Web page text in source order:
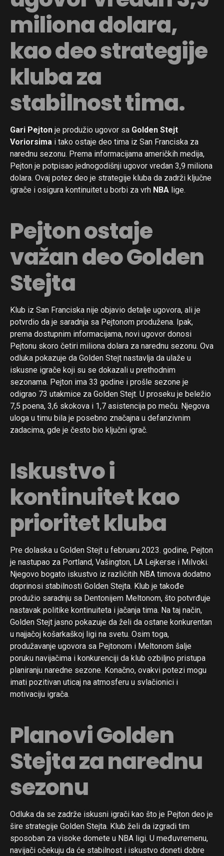
miliona dolara,
kao deo strategije
kluba za
stabilnost tima.
Gari Pejton je produžio ugovor sa Golden Stejt
Voriorsima i tako ostaje deo tima iz San Franciska za
narednu sezonu. Prema informacijama američkih medija,
Pejton je potpisao jednogodišnji ugovor vredan 3,9 miliona
dolara. Ovaj potez deo je strategije kluba da zadrži ključne
igrače i osigura kontinuitet u borbi za vrh NBA lige.
Pejton ostaje
važan deo Golden
Stejta
Klub iz San Franciska nije objavio detalje ugovora, ali je
potvrdio da je saradnja sa Pejtonom produžena. Ipak,
prema dostupnim informacijama, novi ugovor donosi
Pejtonu skoro četiri miliona dolara za narednu sezonu. Ova
odluka pokazuje da Golden Stejt nastavlja da ulaže u
iskusne igrače koji su se dokazali u prethodnim
sezonama. Pejton ima 33 godine i prošle sezone je
odigrao 73 utakmice za Golden Stejt. U proseku je beležio
7,5 poena, 3,6 skokova i 1,7 asistencija po meču. Njegova
uloga u timu bila je posebno značajna u defanzivnim
zadacima, gde je često bio ključni igrač.
Iskustvo i
kontinuitet kao
prioritet kluba
Pre dolaska u Golden Stejt u februaru 2023. godine, Pejton
je nastupao za Portland, Vašington, LA Lejkerse i Milvoki.
Njegovo bogato iskustvo iz različitih NBA timova dodatno
doprinosi stabilnosti Golden Stejta. Klub je takođe
produžio saradnju sa Dentonijem Meltonom, što potvrđuje
nastavak politike kontinuiteta i jačanja tima. Na taj način,
Golden Stejt jasno pokazuje da želi da ostane konkurentan
u najjačoj košarkaškoj ligi na svetu. Osim toga,
produžavanje ugovora sa Pejtonom i Meltonom šalje
poruku navijačima i konkurenciji da klub ozbiljno pristupa
planiranju naredne sezone. Konačno, ovakvi potezi mogu
imati pozitivan uticaj na atmosferu u svlačionici i
motivaciju igrača.
Planovi Golden
Stejta za narednu
sezonu
Odluka da se zadrže iskusni igrači kao što je Pejton deo je
šire strategije Golden Stejta. Klub želi da izgradi tim
sposoban za visoke domete u NBA ligi. U međuvremenu,
navijači očekuju da će stabilnost i iskustvo doneti dobre